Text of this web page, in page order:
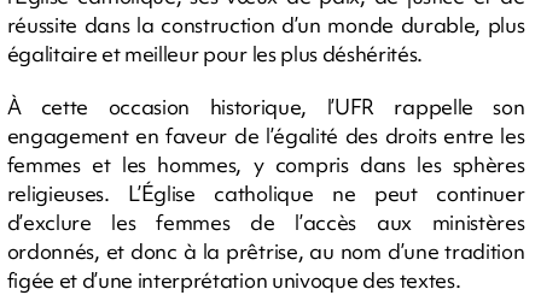
réussite dans la construction d’un monde durable, plus
égalitaire et meilleur pour les plus déshérités.
À cette occasion historique, l’UFR rappelle son
engagement en faveur de l’égalité des droits entre les
femmes et les hommes, y compris dans les sphères
religieuses. L’Église catholique ne peut continuer
d’exclure les femmes de l’accès aux ministères
ordonnés, et donc à la prêtrise, au nom d’une tradition
figée et d’une interprétation univoque des textes.